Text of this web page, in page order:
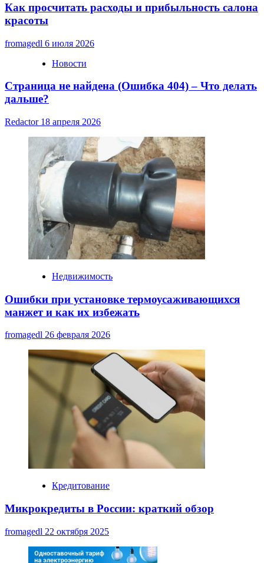
Как просчитать расходы и прибыльность салона
красоты
fromagedl 6 июля 2026
Новости
Страница не найдена (Ошибка 404) – Что делать
дальше?
Redactor 18 апреля 2026
Недвижимость
Ошибки при установке термоусаживающихся
манжет и как их избежать
fromagedl 26 февраля 2026
Кредитование
Микрокредиты в России: краткий обзор
fromagedl 22 октября 2025